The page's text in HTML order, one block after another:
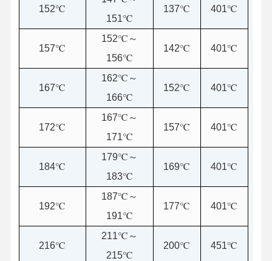
品質管理 お問い合わせ ニュース すべての場合
い
ARSシリーズセンサー
ARTシリーズサーモスタット
152℃
151℃
137℃ 401℃
157℃
152℃～
156℃
142℃ 401℃
167℃
162℃～
166℃
152℃ 401℃
172℃
167℃～
171℃
157℃ 401℃
184℃
179℃～
183℃
169℃ 401℃
192℃
187℃～
191℃
177℃ 401℃
216℃
211℃～
215℃
200℃ 451℃